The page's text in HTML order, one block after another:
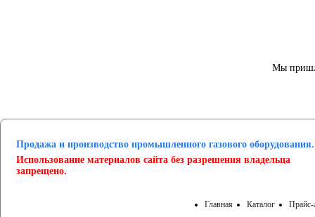
Мы
Продажа и производство промышленного газового оборудования.
Использование материалов сайта без разрешения владельца
запрещено.
Главная Каталог Прайс-